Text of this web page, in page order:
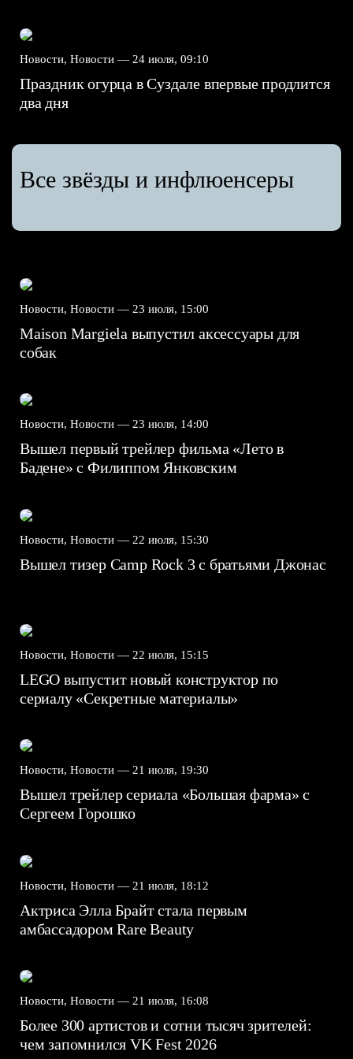
Новости, Новости — 24 июля, 09:10
Праздник огурца в Суздале впервые продлится
два дня
Все звёзды и инфлюенсеры
Новости, Новости — 23 июля, 15:00
Maison Margiela выпустил аксессуары для
собак
Новости, Новости — 23 июля, 14:00
Вышел первый трейлер фильма «Лето в
Бадене» с Филиппом Янковским
Новости, Новости — 22 июля, 15:30
Вышел тизер Camp Rock 3 с братьями Джонас
Новости, Новости — 22 июля, 15:15
LEGO выпустит новый конструктор по
сериалу «Секретные материалы»
Новости, Новости — 21 июля, 19:30
Вышел трейлер сериала «Большая фарма» с
Сергеем Горошко
Новости, Новости — 21 июля, 18:12
Актриса Элла Брайт стала первым
амбассадором Rare Beauty
Новости, Новости — 21 июля, 16:08
Более 300 артистов и сотни тысяч зрителей:
чем запомнился VK Fest 2026